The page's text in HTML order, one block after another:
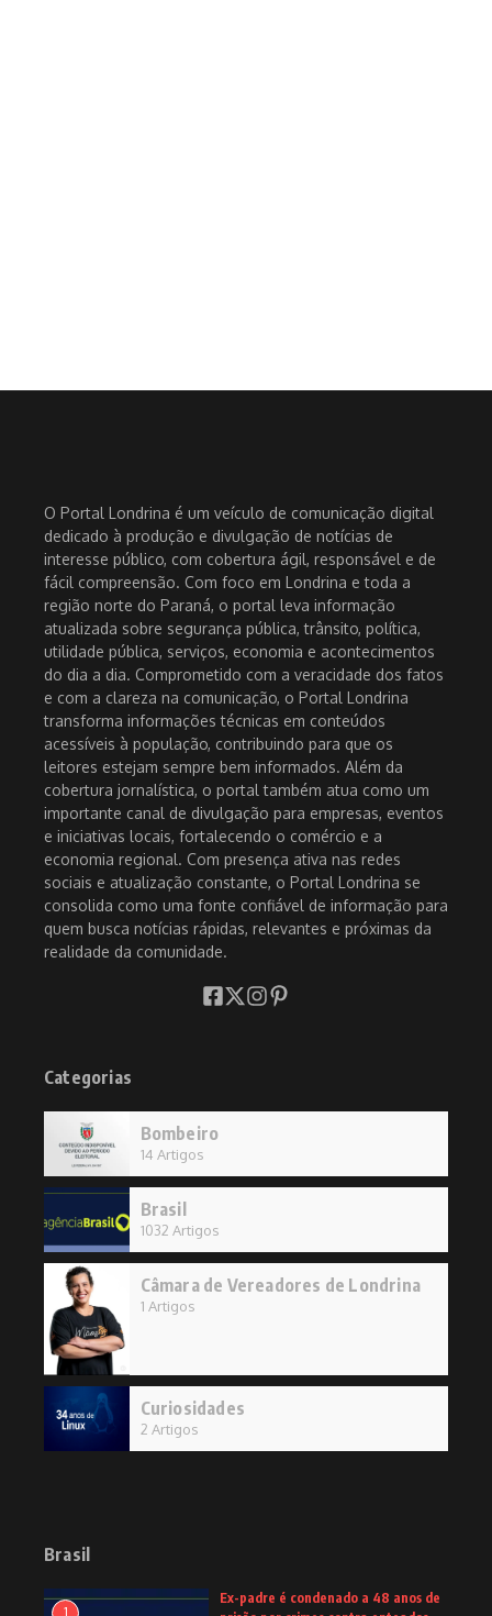
O Portal Londrina é um veículo de comunicação digital
dedicado à produção e divulgação de notícias de
interesse público, com cobertura ágil, responsável e de
fácil compreensão. Com foco em Londrina e toda a
região norte do Paraná, o portal leva informação
atualizada sobre segurança pública, trânsito, política,
utilidade pública, serviços, economia e acontecimentos
do dia a dia. Comprometido com a veracidade dos fatos
e com a clareza na comunicação, o Portal Londrina
transforma informações técnicas em conteúdos
acessíveis à população, contribuindo para que os
leitores estejam sempre bem informados. Além da
cobertura jornalística, o portal também atua como um
importante canal de divulgação para empresas, eventos
e iniciativas locais, fortalecendo o comércio e a
economia regional. Com presença ativa nas redes
sociais e atualização constante, o Portal Londrina se
consolida como uma fonte confiável de informação para
quem busca notícias rápidas, relevantes e próximas da
realidade da comunidade.
Categorias
Bombeiro
14 Artigos
Brasil
1032 Artigos
Câmara de Vereadores de Londrina
1 Artigos
Curiosidades
2 Artigos
Brasil
1
Ex-padre é condenado a 48 anos de